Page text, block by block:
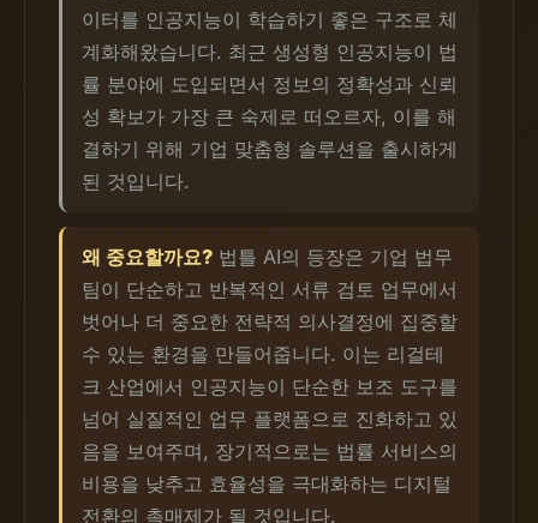
이터를 인공지능이 학습하기 좋은 구조로 체
계화해왔습니다. 최근 생성형 인공지능이 법
률 분야에 도입되면서 정보의 정확성과 신뢰
성 확보가 가장 큰 숙제로 떠오르자, 이를 해
결하기 위해 기업 맞춤형 솔루션을 출시하게
된 것입니다.
왜 중요할까요? 법틀 AI의 등장은 기업 법무
팀이 단순하고 반복적인 서류 검토 업무에서
벗어나 더 중요한 전략적 의사결정에 집중할
수 있는 환경을 만들어줍니다. 이는 리걸테
크 산업에서 인공지능이 단순한 보조 도구를
넘어 실질적인 업무 플랫폼으로 진화하고 있
음을 보여주며, 장기적으로는 법률 서비스의
비용을 낮추고 효율성을 극대화하는 디지털
전환의 촉매제가 될 것입니다.